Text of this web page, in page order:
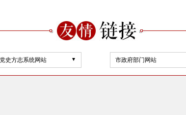
史方志系统网站 市政府部门网站